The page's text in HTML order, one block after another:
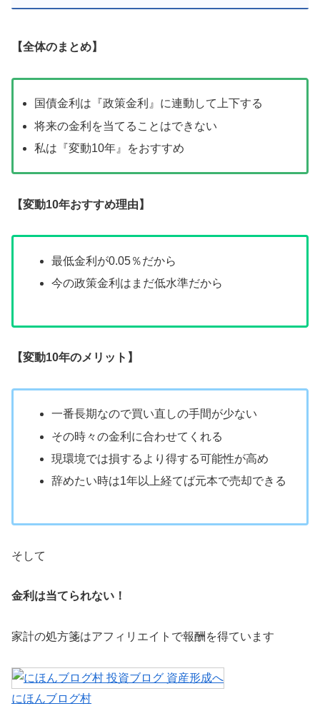
【全体のまとめ】
国債金利は『政策金利』に連動して上下する
将来の金利を当てることはできない
私は『変動10年』をおすすめ
【変動10年おすすめ理由】
最低金利が0.05％だから
今の政策金利はまだ低水準だから
【変動10年のメリット】
一番長期なので買い直しの手間が少ない
その時々の金利に合わせてくれる
現環境では損するより得する可能性が高め
辞めたい時は1年以上経てば元本で売却できる
そして
金利は当てられない！
家計の処方箋はアフィリエイトで報酬を得ています
にほんブログ村